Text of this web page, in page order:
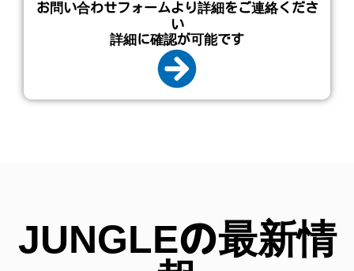
お問い合わせフォームより詳細をご連絡くださ
い
詳細に確認が可能です
JUNGLEの最新情